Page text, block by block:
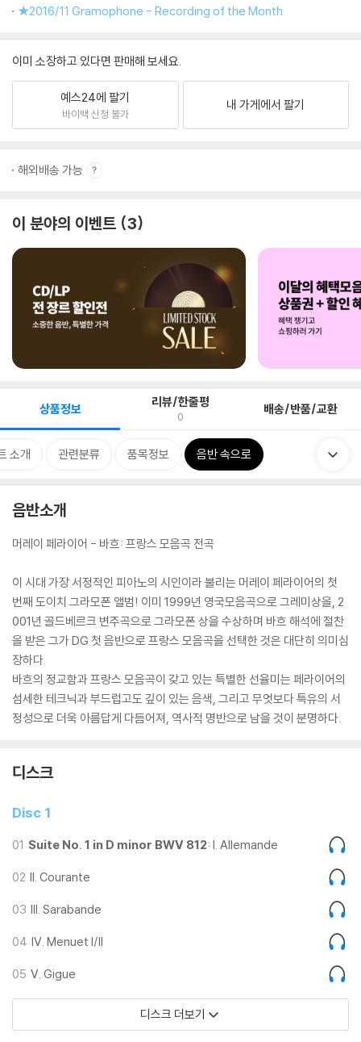
★2016/11 Gramophone - Recording of the Month
이미 소장하고 있다면 판매해 보세요.
예스24에 팔기
바이백 신청 불가
내 가게에서 팔기
해외배송 가능
이 분야의 이벤트 3
상품정보 리뷰/한줄평
0 배송/반품/교환
소개 관련분류 품목정보 음반 속으로
음반소개
머레이 페라이어 - 바흐: 프랑스 모음곡 전곡
이 시대 가장 서정적인 피아노의 시인이라 불리는 머레이 페라이어의 첫
번째 도이치 그라모폰 앨범! 이미 1999년 영국모음곡으로 그레미상을, 2
001년 골드베르크 변주곡으로 그라모폰 상을 수상하며 바흐 해석에 절찬
을 받은 그가 DG 첫 음반으로 프랑스 모음곡을 선택한 것은 대단히 의미심
장하다.
바흐의 정교함과 프랑스 모음곡이 갖고 있는 특별한 선율미는 페라이어의
섬세한 테크닉과 부드럽고도 깊이 있는 음색, 그리고 무엇보다 특유의 서
정성으로 더욱 아름답게 다듬어져, 역사적 명반으로 남을 것이 분명하다.
디스크
Disc 1
01 Suite No. 1 in D minor BWV 812: I. Allemande
02 II. Courante
03 III. Sarabande
04 IV. Menuet I/II
05 V. Gigue
디스크 더보기